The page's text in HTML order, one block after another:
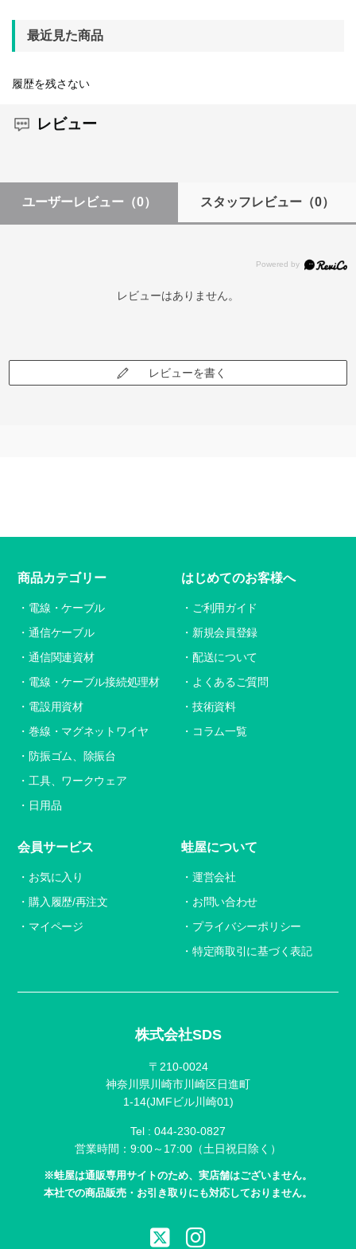
最近見た商品
履歴を残さない
レビュー
ユーザーレビュー （0） スタッフレビュー（0）
レビューはありません。
レビューを書く
株式会社SDS
〒210-0024
神奈川県川崎市川崎区日進町
1-14(JMFビル川崎01)
Tel : 044-230-0827
営業時間：9:00～17:00（土日祝日除く）
※蛙屋は通販専用サイトのため、実店舗はございません。
本社での商品販売・お引き取りにも対応しておりません。
商品カテゴリー
電線・ケーブル
通信ケーブル
通信関連資材
電線・ケーブル接続処理材
電設用資材
巻線・マグネットワイヤ
防振ゴム、除振台
工具、ワークウェア
日用品
はじめてのお客様へ
ご利用ガイド
新規会員登録
配送について
よくあるご質問
技術資料
コラム一覧
会員サービス
お気に入り
購入履歴/再注文
マイページ
蛙屋について
運営会社
お問い合わせ
プライバシーポリシー
特定商取引に基づく表記